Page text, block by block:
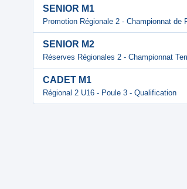
SENIOR M1
Promotion Régionale 2 - Championnat
SENIOR M2
Réserves Régionales 2 - Championnat
CADET M1
Régional 2 U16 - Poule 3 - Qualification